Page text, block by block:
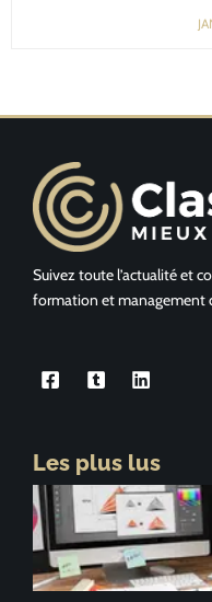
Suivez toute l’actualité et
formation et management
Les plus lus